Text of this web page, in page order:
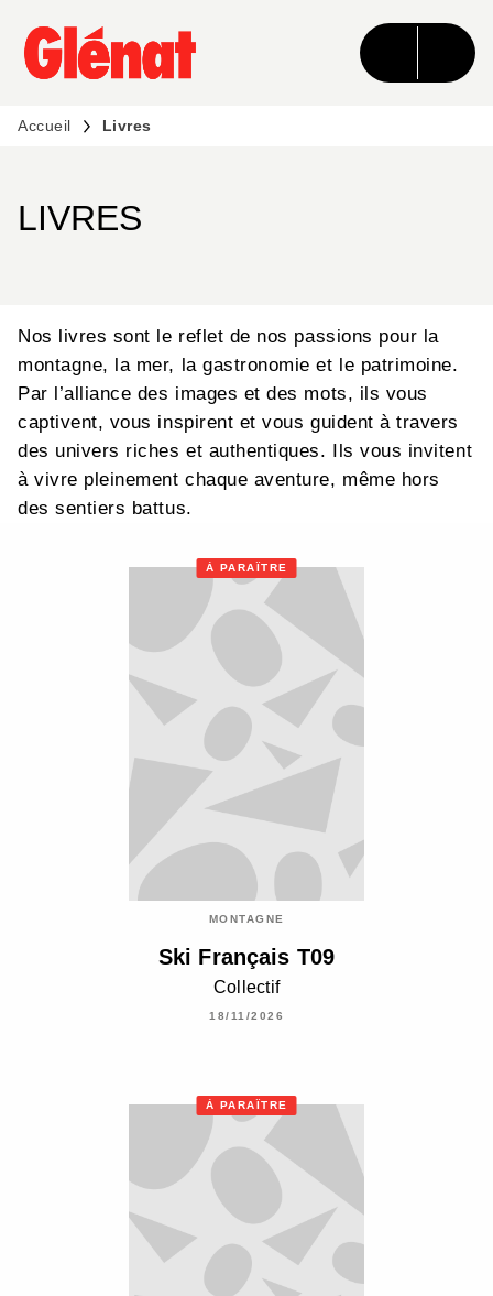
MENU RECHERCHE CONTENU
PIED DE PAGE
Accueil Livres
LIVRES
Nos livres sont le reflet de nos passions pour la
montagne, la mer, la gastronomie et le patrimoine.
Par l’alliance des images et des mots, ils vous
captivent, vous inspirent et vous guident à travers
des univers riches et authentiques. Ils vous invitent
à vivre pleinement chaque aventure, même hors
des sentiers battus.
À PARAÎTRE
MONTAGNE
Ski Français T09
Collectif
18/11/2026
À PARAÎTRE